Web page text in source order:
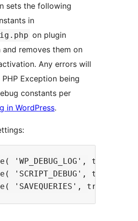
sets the following
in
on plugin
removes them on
Any errors will
Exception being
constants per
in WordPress.
'WP_DEBUG_LOG', true );
'SCRIPT_DEBUG', true );